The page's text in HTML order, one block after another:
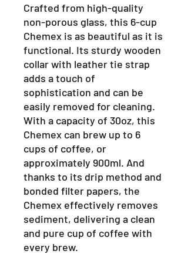
Crafted from high-quality
non-porous glass, this 6-cup
Chemex is as beautiful as it is
functional. Its sturdy wooden
collar with leather tie strap
adds a touch of
sophistication and can be
easily removed for cleaning.
With a capacity of 30oz, this
Chemex can brew up to 6
cups of coffee, or
approximately 900ml. And
thanks to its drip method and
bonded filter papers, the
Chemex effectively removes
sediment, delivering a clean
and pure cup of coffee with
every brew.